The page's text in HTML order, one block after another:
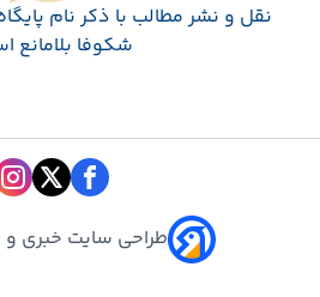
نقل و نشر مطالب با ذکر نام
شکوفا بلامانع
طراحی سایت خبری و